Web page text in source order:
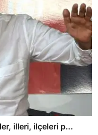
illeri, ilçeleri p...